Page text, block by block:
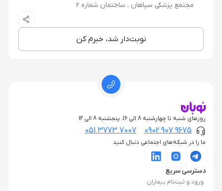
مجتمع پزشکی سپاهان ، ساختمان شماره 2
نوبت‌دار شد، خبرم کن
روزهای شنبه تا چهارشنبه 8 الی 16، پنجشنبه 8 الی 12
0902 907 9675
051 3773 7007
ما را در شبکه‌های اجتماعی دنبال کنید
دسترسی سریع
ورود و ثبت‌نام بیماران